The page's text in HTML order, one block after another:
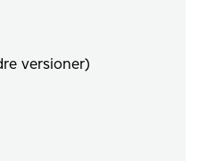
versioner)